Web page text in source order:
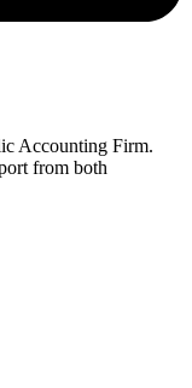
Accounting Firm.
from both